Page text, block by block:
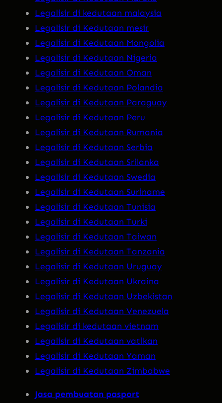
Legalisir di kedutaan malaysia
Legalisir di Kedutaan mesir
Legalisir di Kedutaan Mongolia
Legalisir di Kedutaan Nigeria
Legalisir di Kedutaan Oman
Legalisir di Kedutaan Polandia
Legalisir di Kedutaan Paraguay
Legalisir di Kedutaan Peru
Legalisir di Kedutaan Rumania
Legalisir di Kedutaan Serbia
Legalisir di Kedutaan Srilanka
Legalisir di Kedutaan Swedia
Legalisir di Kedutaan Suriname
Legalisir di Kedutaan Tunisia
Legalisir di Kedutaan Turki
Legalisir di Kedutaan Taiwan
Legalisir di Kedutaan Tanzania
Legalisir di Kedutaan Uruguay
Legalisir di Kedutaan Ukraina
Legalisir di Kedutaan Uzbekistan
Legalisir di Kedutaan Venezuela
Legalisir di kedutaan vietnam
Legalisir di Kedutaan vatikan
Legalisir di Kedutaan Yaman
Legalisir di Kedutaan Zimbabwe
Jasa pembuatan pasport